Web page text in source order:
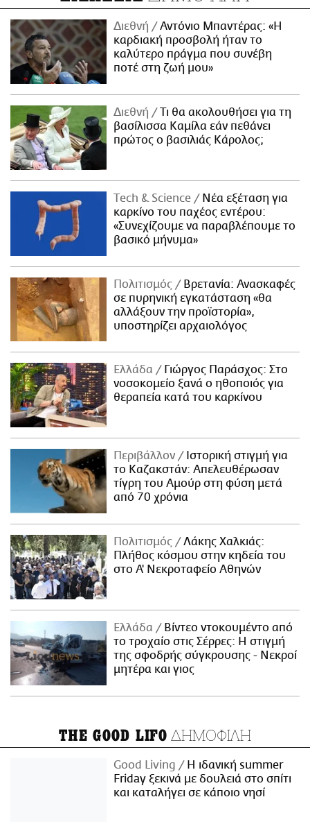
Διεθνή
Αντόνιο Μπαντέρας: «Η
καρδιακή προσβολή ήταν το
καλύτερο πράγμα που συνέβη
ποτέ στη ζωή μου»
Διεθνή
Τι θα ακολουθήσει για τη
βασίλισσα Καμίλα εάν πεθάνει
πρώτος ο βασιλιάς Κάρολος;
Τech & Science
Νέα εξέταση για
καρκίνο του παχέος εντέρου:
«Συνεχίζουμε να παραβλέπουμε το
βασικό μήνυμα»
Πολιτισμός
Βρετανία: Ανασκαφές
σε πυρηνική εγκατάσταση «θα
αλλάξουν την προϊστορία»,
υποστηρίζει αρχαιολόγος
Ελλάδα
Γιώργος Παράσχος: Στο
νοσοκομείο ξανά ο ηθοποιός για
θεραπεία κατά του καρκίνου
Περιβάλλον
Ιστορική στιγμή για
το Καζακστάν: Απελευθέρωσαν
τίγρη του Αμούρ στη φύση μετά
από 70 χρόνια
Πολιτισμός
Λάκης Χαλκιάς:
Πλήθος κόσμου στην κηδεία του
στο Α' Νεκροταφείο Αθηνών
Ελλάδα
Βίντεο ντοκουμέντο από
το τροχαίο στις Σέρρες: Η στιγμή
της σφοδρής σύγκρουσης - Νεκροί
μητέρα και γιος
THE GOOD LIFO ΔΗΜΟΦΙΛΗ
Good Living
Η ιδανική summer
Friday ξεκινά με δουλειά στο σπίτι
και καταλήγει σε κάποιο νησί